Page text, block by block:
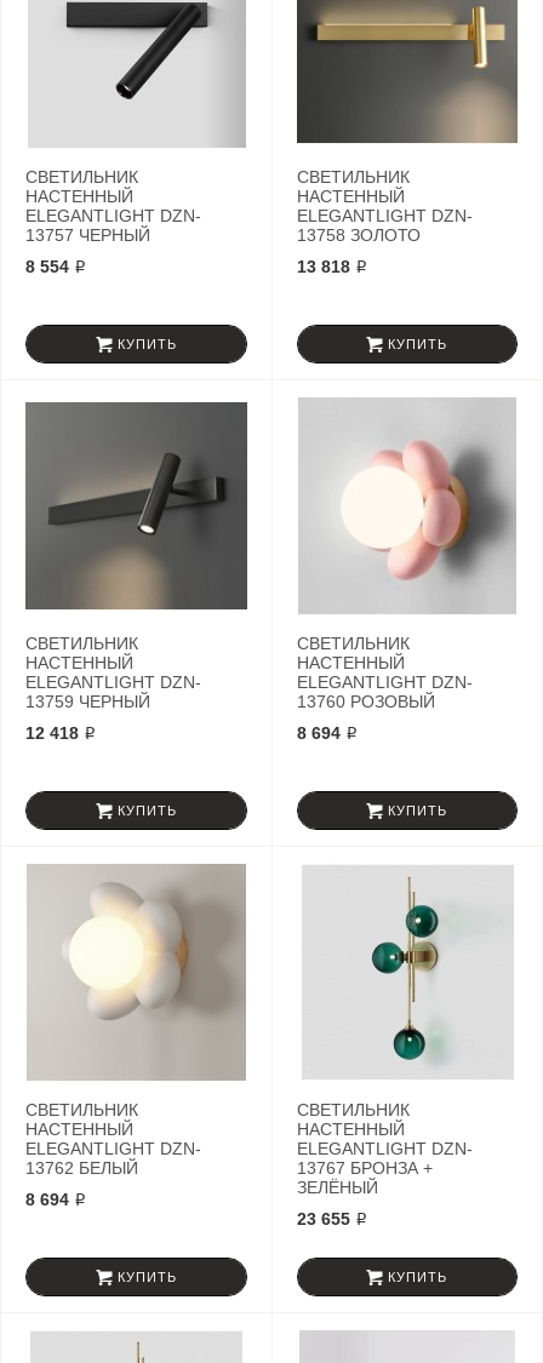
СВЕТИЛЬНИК
НАСТЕННЫЙ
ELEGANTLIGHT DZN-
13757 ЧЕРНЫЙ
8 554 ₽
КУПИТЬ
СВЕТИЛЬНИК
НАСТЕННЫЙ
ELEGANTLIGHT DZN-
13758 ЗОЛОТО
13 818 ₽
КУПИТЬ
СВЕТИЛЬНИК
НАСТЕННЫЙ
ELEGANTLIGHT DZN-
13759 ЧЕРНЫЙ
12 418 ₽
КУПИТЬ
СВЕТИЛЬНИК
НАСТЕННЫЙ
ELEGANTLIGHT DZN-
13760 РОЗОВЫЙ
8 694 ₽
КУПИТЬ
СВЕТИЛЬНИК
НАСТЕННЫЙ
ELEGANTLIGHT DZN-
13762 БЕЛЫЙ
8 694 ₽
КУПИТЬ
СВЕТИЛЬНИК
НАСТЕННЫЙ
ELEGANTLIGHT DZN-
13767 БРОНЗА +
ЗЕЛЁНЫЙ
23 655 ₽
КУПИТЬ